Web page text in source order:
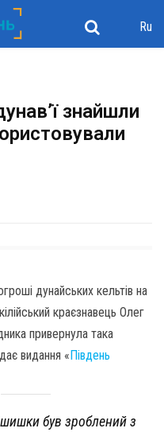
Ru
знайшли
дунайських кельтів на
кілійський краєзнавець Олег
привернула така
видання «Південь
шишки був зроблений з